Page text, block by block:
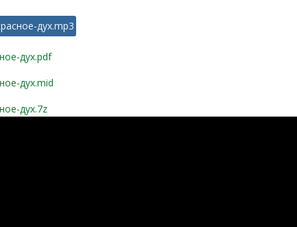
дух.mp3
дух.pdf
дух.mid
дух.7z